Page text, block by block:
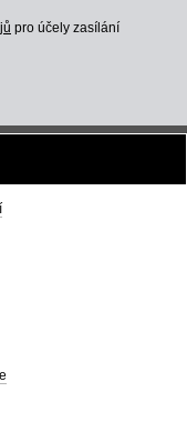
pro účely zasílání